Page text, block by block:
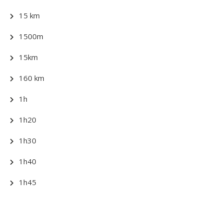
15 km
1500m
15km
160 km
1h
1h20
1h30
1h40
1h45